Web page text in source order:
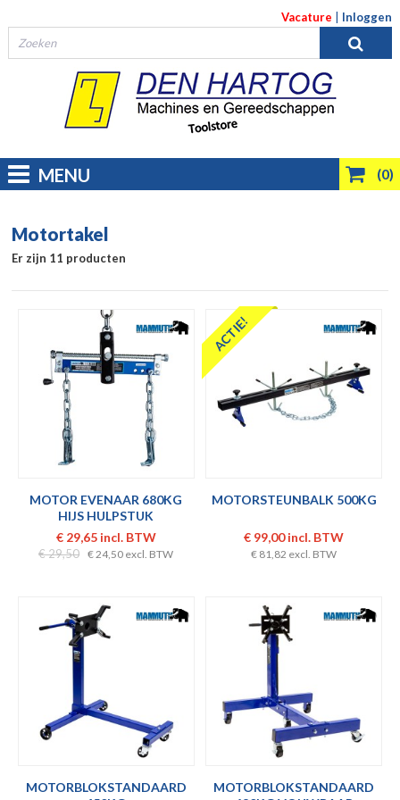
Vacature Inloggen
(0)
MENU
Motortakel
Er zijn 11 producten
MOTOR EVENAAR 680KG
HIJS HULPSTUK
€ 29,65 incl. BTW
€ 29,50 € 24,50 excl. BTW
ACTIE!
MOTORSTEUNBALK 500KG
€ 99,00 incl. BTW
€ 81,82 excl. BTW
MOTORBLOKSTANDAARD
MOTORBLOKSTANDAARD